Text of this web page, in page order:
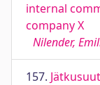
internal
company X
Nilender,
157.